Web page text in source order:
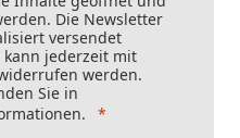
Die Newsletter
versendet
jederzeit mit
werden.
Sie in
.